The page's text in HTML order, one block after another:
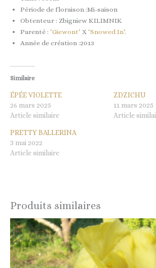
Période de floraison :Mi-saison
Obtenteur : Zbigniew KILIMNIK
Parenté : ‘Giewont’ X ‘Snowed In’.
Année de création :2013
Similaire
ÉPÉE VIOLETTE
26 mars 2025
Article similaire
ZDZICHU
11 mars 2025
Article
PRETTY BALLERINA
3 mai 2022
Article similaire
Produits similaires